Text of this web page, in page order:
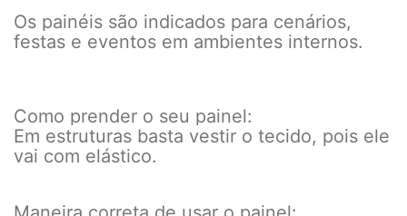
Os painéis são indicados para cenários,
festas e eventos em ambientes internos.
Como prender o seu painel:
Em estruturas basta vestir o tecido, pois ele
vai com elástico.